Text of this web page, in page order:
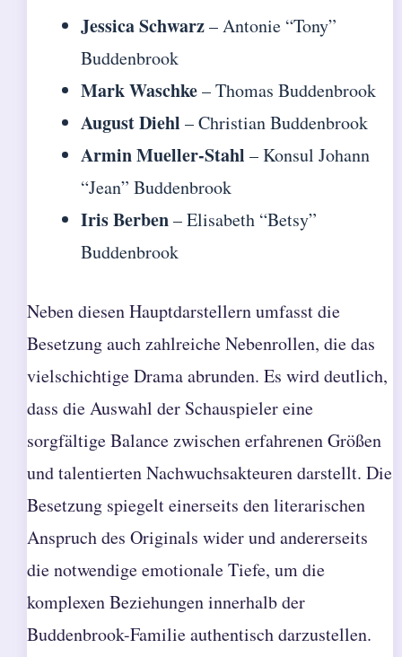
Jessica Schwarz– Antonie “Tony”
Buddenbrook
Mark Waschke– Thomas Buddenbrook
August Diehl – Christian Buddenbrook
Armin Mueller-Stahl – Konsul Johann
“Jean” Buddenbrook
Iris Berben– Elisabeth “Betsy”
Buddenbrook
Neben diesen Hauptdarstellern umfasst die
Besetzung auch zahlreiche Nebenrollen, die das
vielschichtige Drama abrunden. Es wird deutlich,
dass die Auswahl der Schauspieler eine
sorgfältige Balance zwischen erfahrenen Größen
und talentierten Nachwuchsakteuren darstellt. Die
Besetzung spiegelt einerseits den literarischen
Anspruch des Originals wider und andererseits
die notwendige emotionale Tiefe, um die
komplexen Beziehungen innerhalb der
Buddenbrook-Familie authentisch darzustellen.